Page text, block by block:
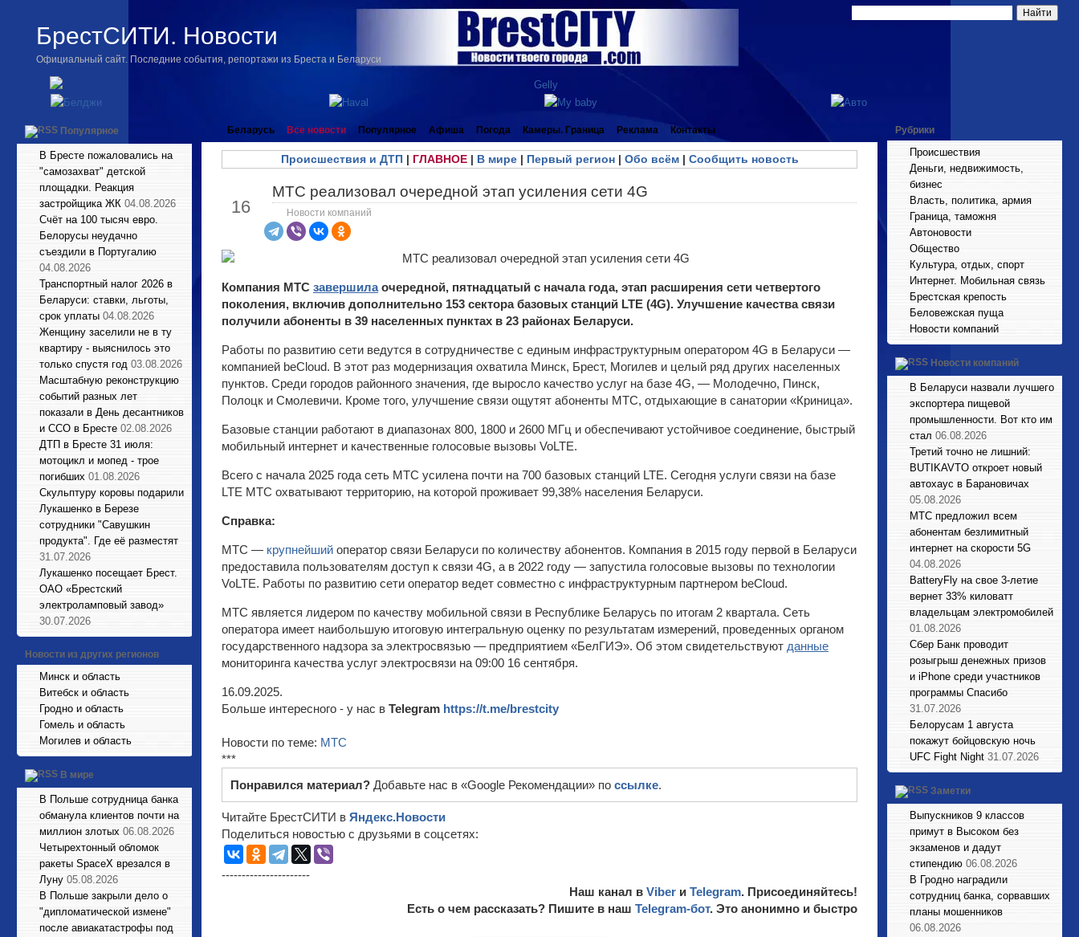
БрестСИТИ. Новости
Официальный сайт. Последние события, репортажи из Бреста и Беларуси
Популярное
В Бресте пожаловались на
"самозахват" детской
площадки. Реакция
застройщика ЖК 04.08.2026
Счёт на 100 тысяч евро.
Белорусы неудачно
съездили в Португалию
04.08.2026
Транспортный налог 2026 в
Беларуси: ставки, льготы,
срок уплаты 04.08.2026
Женщину заселили не в ту
квартиру - выяснилось это
только спустя год 03.08.2026
Масштабную реконструкцию
событий разных лет
показали в День десантников
и ССО в Бресте 02.08.2026
ДТП в Бресте 31 июля:
мотоцикл и мопед - трое
погибших 01.08.2026
Cкульптуру коровы подарили
Лукашенко в Березе
сотрудники "Савушкин
продукта". Где её разместят
31.07.2026
Лукашенко посещает Брест.
ОАО «Брестский
электроламповый завод»
30.07.2026
Новости из других регионов
Минск и область
Витебск и область
Гродно и область
Гомель и область
Могилев и область
В мире
В Польше сотрудница банка
обманула клиентов почти на
миллион злотых 06.08.2026
Четырехтонный обломок
ракеты SpaceX врезался в
Луну 05.08.2026
В Польше закрыли дело о
"дипломатической измене"
после авиакатастрофы под
Беларусь Все новости Популярное Афиша Погода Камеры. Граница Реклама Контакты
Происшествия и ДТП| ГЛАВНОЕ| В мире| Первый регион| Обо всём| Сообщить новость
16
МТС реализовал очередной этап усиления сети 4G
Новости компаний
Компания МТС завершилаочередной, пятнадцатый с начала года, этап расширения сети четвертого
поколения, включив дополнительно 153 сектора базовых станций LTE (4G). Улучшение качества связи
получили абоненты в 39 населенных пунктах в 23 районах Беларуси.
Работы по развитию сети ведутся в сотрудничестве с единым инфраструктурным оператором 4G в Беларуси —
компанией beCloud. В этот раз модернизация охватила Минcк, Бреcт, Мoгилев и целый ряд других населенных
пунктов. Среди городов районного значения, где выросло качество услуг на базе 4G, — Молодечно, Пинcк,
Полоцк и Смолевичи. Кроме того, улучшение связи ощутят абоненты МТС, отдыхающие в санатории «Криница».
Базовые станции работают в диапазонах 800, 1800 и 2600 МГц и обеспечивают устойчивое соединение, быстрый
мобильный интернет и качественные голосовые вызовы VoLTE.
Всего с начала 2025 года сеть МТС усилена почти на 700 базовых станций LTE. Сегодня услуги связи на базе
LTE МТС охватывают территорию, на которой проживает 99,38% населения Беларуси.
Справка:
МТС — крупнейший оператор связи Беларуси по количеству абонентов. Компания в 2015 году первой в Беларуси
предоставила пользователям доступ к связи 4G, а в 2022 году — запустила голосовые вызовы по технологии
VoLTE. Работы по развитию сети оператор ведет совместно с инфраструктурным партнером beCloud.
МТС является лидером по качеству мобильной связи в Республике Беларусь по итогам 2 квартала. Сеть
оператора имеет наибольшую итоговую интегральную оценку по результатам измерений, проведенных органом
государственного надзора за электросвязью — предприятием «БелГИЭ». Об этом свидетельствуют данные
мониторинга качества услуг электросвязи на 09:00 16 сентября.
16.09.2025.
Больше интересного - у нас в Telegram https://t.me/brestcity
Новости по теме: МТС
***
Понравился материал? Добавьте нас в «Google Рекомендации» по ссылке.
Читайте БрестСИТИ в Яндекс.Новости
Поделиться новостью с друзьями в соцсетях:
----------------------
Наш канал в Viber и Telegram. Присоединяйтесь!
Есть о чем рассказать? Пишите в наш Telegram-бот. Это анонимно и быстро
Рубрики
Происшествия
Деньги, недвижимость,
бизнес
Власть, политика, армия
Граница, таможня
Автоновости
Общество
Культура, отдых, спорт
Интернет. Мобильная связь
Брестская крепость
Беловежская пуща
Новости компаний
Новости компаний
В Беларуси назвали лучшего
экспортера пищевой
промышленности. Вот кто им
стал 06.08.2026
Третий точно не лишний:
BUTIKAVTO откроет новый
автохаус в Барановичах
05.08.2026
МТС предложил всем
абонентам безлимитный
интернет на скорости 5G
04.08.2026
BatteryFly на свое 3-летие
вернет 33% киловатт
владельцам электромобилей
01.08.2026
Сбер Банк проводит
розыгрыш денежных призов
и iPhone среди участников
программы Спасибо
31.07.2026
Белорусам 1 августа
покажут бойцовскую ночь
UFC Fight Night 31.07.2026
Заметки
Выпускников 9 классов
примут в Высоком без
экзаменов и дадут
стипендию 06.08.2026
В Гродно наградили
сотрудниц банка, сорвавших
планы мошенников
06.08.2026